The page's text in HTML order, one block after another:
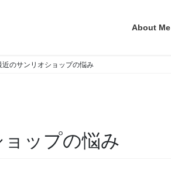
About Me
近のサンリオショップの悩み
ップの悩み